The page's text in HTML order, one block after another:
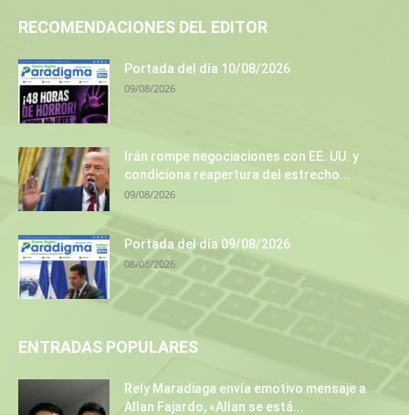
RECOMENDACIONES DEL EDITOR
Portada del día 10/08/2026
09/08/2026
Irán rompe negociaciones con EE. UU. y
condiciona reapertura del estrecho...
09/08/2026
Portada del día 09/08/2026
08/08/2026
ENTRADAS POPULARES
Rely Maradiaga envía emotivo mensaje a
Allan Fajardo, «Allan se está...